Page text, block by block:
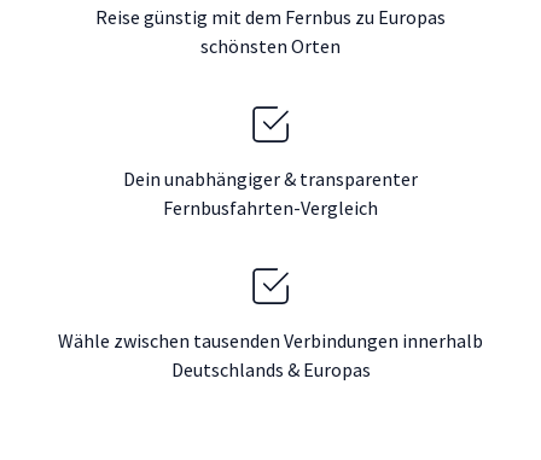
Reise günstig mit dem Fernbus zu Europas
schönsten Orten
Dein unabhängiger & transparenter
Fernbusfahrten-Vergleich
Wähle zwischen tausenden Verbindungen innerhalb
Deutschlands & Europas